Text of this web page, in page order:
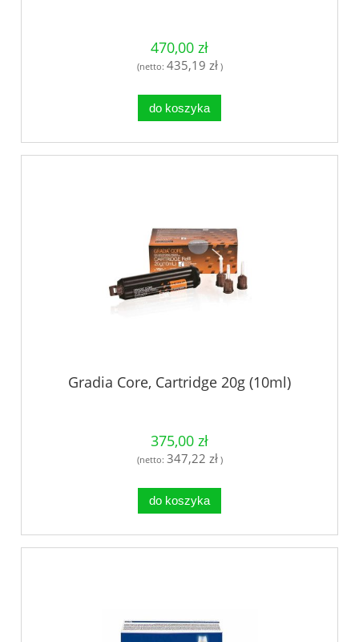
470,00 zł
(netto: 435,19 zł)
do koszyka
Gradia Core, Cartridge 20g (10ml)
375,00 zł
(netto: 347,22 zł)
do koszyka